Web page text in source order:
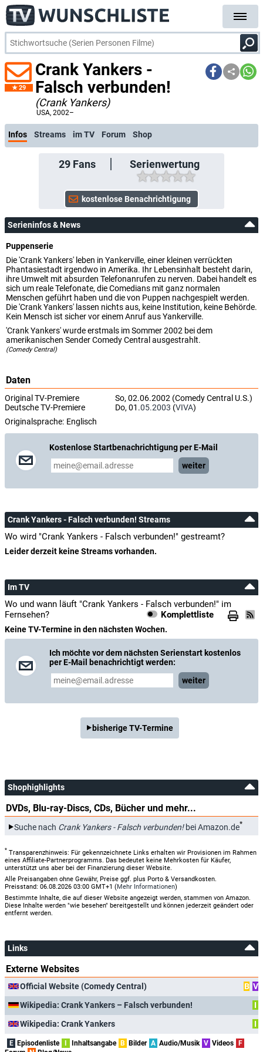
29
Crank Yankers -
Falsch verbunden!
(Crank Yankers)
USA, 2002–
Infos Streams im TV Forum Shop
29Fans Serienwertung
Serieninfos & News
Puppenserie
Die 'Crank Yankers' leben in Yankerville, einer kleinen verrückten
Phantasiestadt irgendwo in Amerika. Ihr Lebensinhalt besteht darin,
ihre Umwelt mit absurden Telefonanrufen zu nerven. Dabei handelt es
sich um reale Telefonate, die Comedians mit ganz normalen
Menschen geführt haben und die von Puppen nachgespielt werden.
Die 'Crank Yankers' lassen nichts aus, keine Institution, keine Behörde.
Kein Mensch ist sicher vor einem Anruf aus Yankerville.
'Crank Yankers' wurde erstmals im Sommer 2002 bei dem
amerikanischen Sender Comedy Central ausgestrahlt.
(Comedy Central)
Daten
Original TV-Premiere
So, 02.06.2002 (Comedy Central U.S.)
Deutsche TV-Premiere
Do, 01.05.2003 (VIVA)
Originalsprache: Englisch
Kostenlose Startbenachrichtigung per E-Mail
weiter
Crank Yankers - Falsch verbunden! Streams
Wo wird "Crank Yankers - Falsch verbunden!" gestreamt?
Leider derzeit keine Streams vorhanden.
Im TV
Wo und wann läuft "Crank Yankers - Falsch verbunden!" im
Fernsehen?
Komplettliste
Keine TV-Termine in den nächsten Wochen.
Ich möchte vor dem nächsten Serienstart kostenlos
per E-Mail benachrichtigt werden:
weiter
bisherige TV-Termine
Shophighlights
DVDs, Blu-ray-Discs, CDs, Bücher und mehr...
Suche nach Crank Yankers - Falsch verbunden!bei Amazon.de*
* Transparenzhinweis: Für gekennzeichnete Links erhalten wir Provisionen im Rahmen
eines Affiliate-Partnerprogramms. Das bedeutet keine Mehrkosten für Käufer,
unterstützt uns aber bei der Finanzierung dieser Website.
Alle Preisangaben ohne Gewähr, Preise ggf. plus Porto & Versandkosten.
Preisstand: 06.08.2026 03:00 GMT+1 (Mehr Informationen)
Bestimmte Inhalte, die auf dieser Website angezeigt werden, stammen von Amazon.
Diese Inhalte werden "wie besehen" bereitgestellt und können jederzeit geändert oder
entfernt werden.
Links
Externe Websites
Official Website (Comedy Central) B V
Wikipedia: Crank Yankers – Falsch verbunden!
I
Wikipedia: Crank Yankers
I
E Episodenliste I Inhaltsangabe B Bilder A Audio/Musik V Videos F